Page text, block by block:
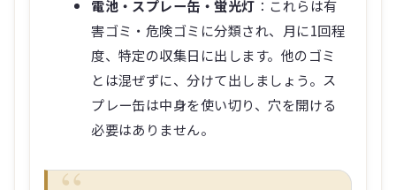
電池・スプレー缶・蛍光灯 ：これらは有
害ゴミ・危険ゴミに分類され、月に1回程
度、特定の収集日に出します。他のゴミ
とは混ぜずに、分けて出しましょう。ス
プレー缶は中身を使い切り、穴を開ける
必要はありません。